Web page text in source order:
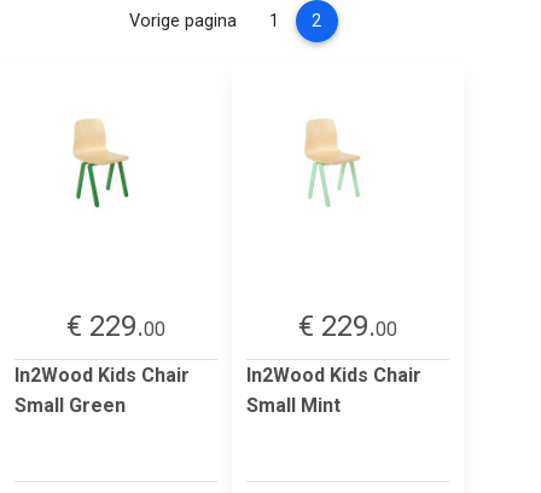
Vorige pagina 1 2 (current)
€ 229.00
In2Wood Kids Chair
Small Green
€ 229.00
In2Wood Kids Chair
Small Mint